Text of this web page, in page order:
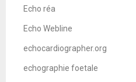
Echo réa
Echo Webline
echocardiographer.org
echographie foetale